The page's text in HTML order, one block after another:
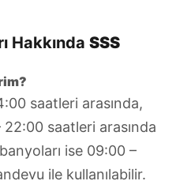
Hakkında SSS
saatleri arasında,
22:00 saatleri arasında
ise 09:00 –
ile kullanılabilir.